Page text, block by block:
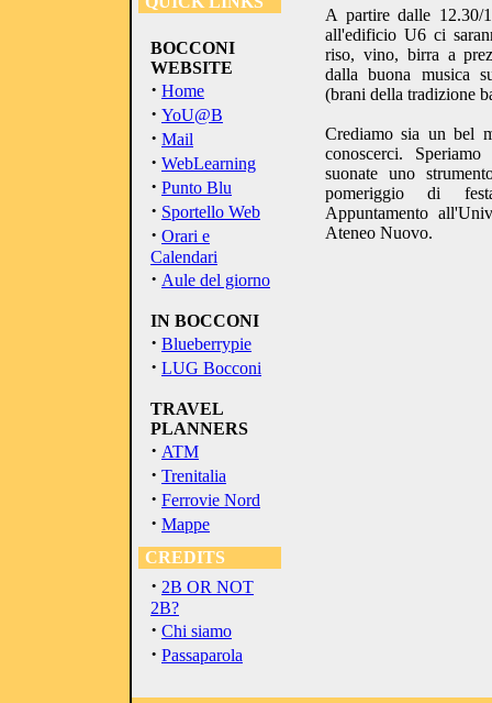
BOCCONI
WEBSITE
· Home
· YoU@B
· Mail
· WebLearning
· Punto Blu
· Sportello Web
· Orari e
Calendari
· Aule del giorno
IN BOCCONI
· Blueberrypie
· LUG Bocconi
TRAVEL
PLANNERS
· ATM
· Trenitalia
· Ferrovie Nord
· Mappe
CREDITS
· 2B OR NOT
2B?
· Chi siamo
· Passaparola
A partire dalle 12.30/
all'edificio U6 ci
riso, vino, birra a
dalla buona musica
(brani della tradizione
Crediamo sia un bel
conoscerci.
suonate uno
pomeriggio di
Appuntamento
Ateneo Nuovo.